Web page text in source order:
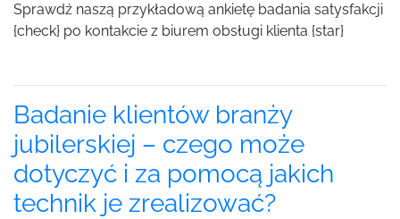
Sprawdź naszą przykładową ankietę badania satysfakcji
{check} po kontakcie z biurem obsługi klienta {star}
Badanie klientów branży
jubilerskiej – czego może
dotyczyć i za pomocą jakich
technik je zrealizować?